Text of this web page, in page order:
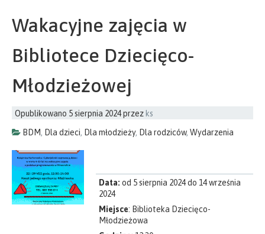
Wakacyjne zajęcia w
Bibliotece Dziecięco-
Młodzieżowej
Opublikowano 5 sierpnia 2024przez ks
BDM, Dla dzieci, Dla młodzieży, Dla rodziców, Wydarzenia
Data:od 5 sierpnia 2024 do 14 września
2024
Miejsce: Biblioteka Dziecięco-
Młodzieżowa